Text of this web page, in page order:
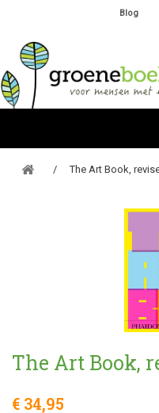
Blog
The Art Book,
The Art Book,
€ 34,95